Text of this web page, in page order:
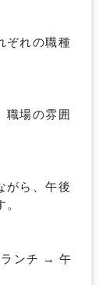
ぞれの職種
職場の雰囲
がら、午後
ンチ → 午